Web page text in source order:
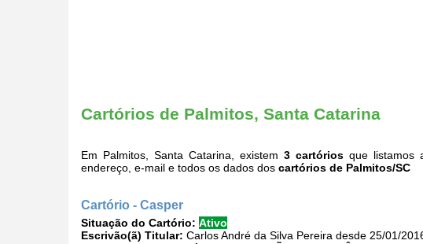
Cartórios de Palmitos, Santa Catarina
Em Palmitos, Santa Catarina, existem 3 cartóriosque listamos
endereço, e-mail e todos os dados dos cartórios de Palmitos/SC
Cartório - Casper
Situação do Cartório: Ativo
Escrivão(ã) Titular: Carlos André da Silva Pereira desde 25/01/